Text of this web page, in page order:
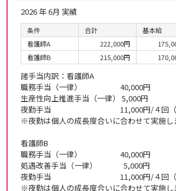
2026 年 6月 実績
条件 合計 基本給
看護師A
222,000円
看護師B
215,000円
諸手当内訳：看護師A
職務手当（一律） 40,000円
生産性向上推進手当（一律） 5,000円
夜勤手当 11,000円/４回（合計
※夜勤は個人の成長度合いに合わせて実施し
看護師B
職務手当（一律） 40,000円
処遇改善手当（一律） 5,000円
夜勤手当 11,000円/４回（合計
※夜勤は個人の成長度合いに合わせて実施し